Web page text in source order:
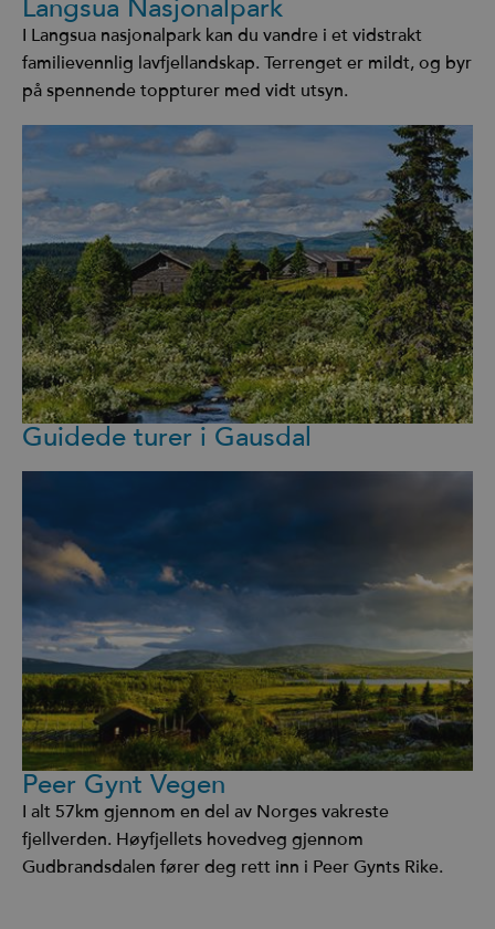
Langsua Nasjonalpark
I Langsua nasjonalpark kan du vandre i et vidstrakt
familievennlig lavfjellandskap. Terrenget er mildt, og byr
på spennende toppturer med vidt utsyn.
Guidede turer i Gausdal
Peer Gynt Vegen
I alt 57km gjennom en del av Norges vakreste
fjellverden. Høyfjellets hovedveg gjennom
Gudbrandsdalen fører deg rett inn i Peer Gynts Rike.